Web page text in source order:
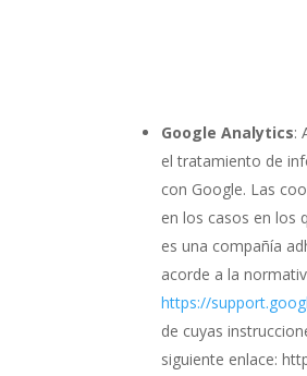
Google Analytics:
el tratamiento de
con Google. Las
en los casos en los
es una compañía
acorde a la
https://
de cuyas
siguiente enlace: